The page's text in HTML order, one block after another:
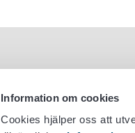
Information om cookies
Cookies hjälper oss att